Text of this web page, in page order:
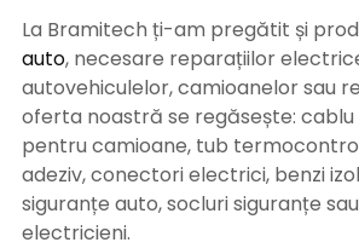
La Bramitech ți-am pregătit și
auto, necesare reparațiilor
autovehiculelor, camioanelor sau
oferta noastră se regăsește:
pentru camioane, tub
adeziv, conectori electrici, benzi
siguranțe auto, socluri siguranțe
electricieni.